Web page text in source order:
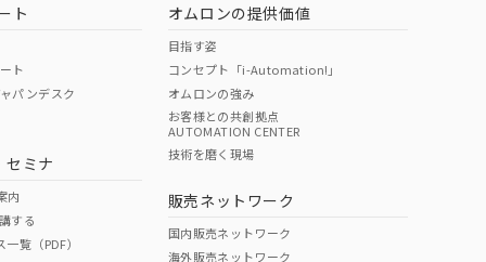
O O
ページへ
ください
ト
ト
パンデスク
セミナ
内
する
覧（PDF）
オムロンの提供価値
目指す姿
コンセプト「i-Automation!」
オムロンの強み
お客様との共創拠点
AUTOMATION CENTER
技術を磨く現場
販売ネットワーク
国内販売ネットワーク
海外販売ネットワーク